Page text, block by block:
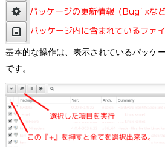
基本的な操作は、表示されているパッケ
です。